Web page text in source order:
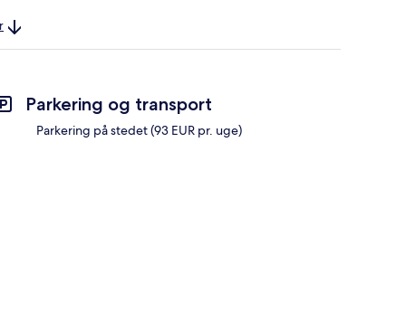
Parkering og transport
Parkering på stedet (93 EUR pr. uge)